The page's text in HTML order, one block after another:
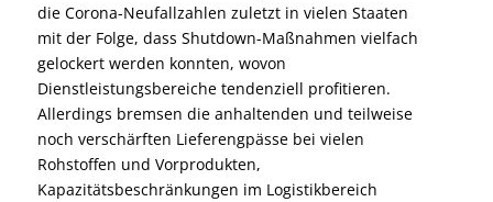
die Corona-Neufallzahlen zuletzt in vielen Staaten
mit der Folge, dass Shutdown-Maßnahmen vielfach
gelockert werden konnten, wovon
Dienstleistungsbereiche tendenziell profitieren.
Allerdings bremsen die anhaltenden und teilweise
noch verschärften Lieferengpässe bei vielen
Rohstoffen und Vorprodukten,
Kapazitätsbeschränkungen im Logistikbereich